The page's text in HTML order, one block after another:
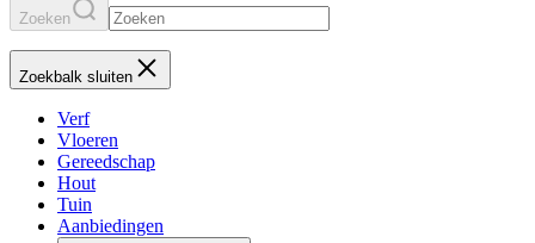
Zoeken
Zoekbalk sluiten
Verf
Vloeren
Gereedschap
Hout
Tuin
Aanbiedingen